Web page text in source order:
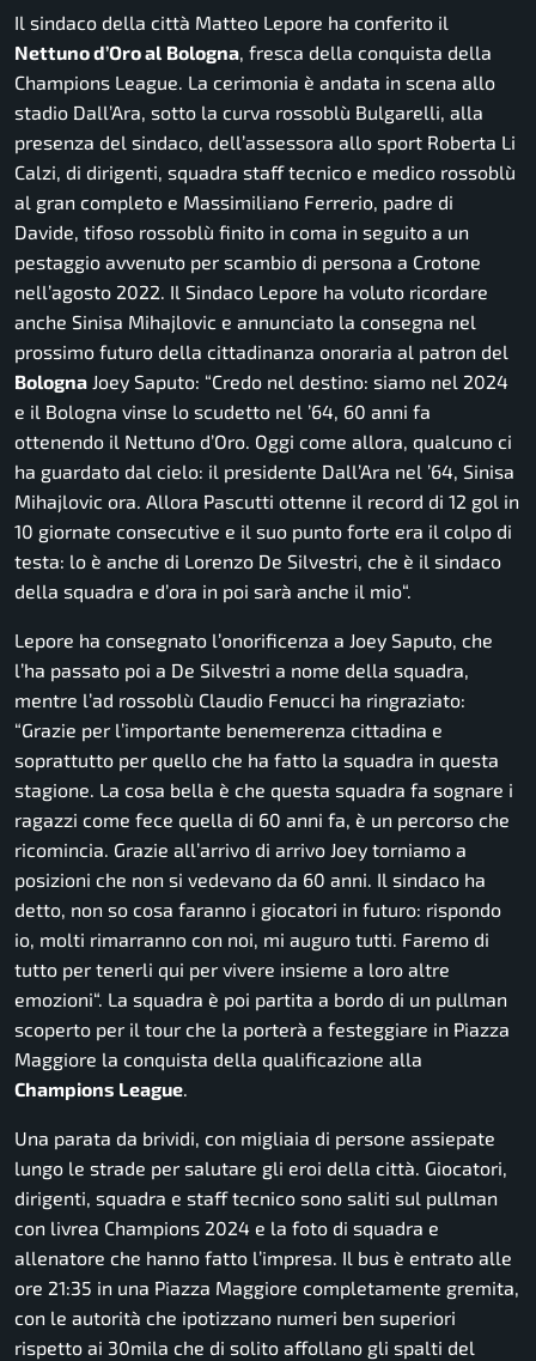
Il sindaco della città Matteo Lepore ha conferito il
Nettuno d’Oro al Bologna, fresca della conquista della
Champions League. La cerimonia è andata in scena allo
stadio Dall’Ara, sotto la curva rossoblù Bulgarelli, alla
presenza del sindaco, dell’assessora allo sport Roberta Li
Calzi, di dirigenti, squadra staff tecnico e medico rossoblù
al gran completo e Massimiliano Ferrerio, padre di
Davide, tifoso rossoblù finito in coma in seguito a un
pestaggio avvenuto per scambio di persona a Crotone
nell’agosto 2022. Il Sindaco Lepore ha voluto ricordare
anche Sinisa Mihajlovic e annunciato la consegna nel
prossimo futuro della cittadinanza onoraria al patron del
Bologna Joey Saputo: “Credo nel destino: siamo nel 2024
e il Bologna vinse lo scudetto nel ’64, 60 anni fa
ottenendo il Nettuno d’Oro. Oggi come allora, qualcuno ci
ha guardato dal cielo: il presidente Dall’Ara nel ’64, Sinisa
Mihajlovic ora. Allora Pascutti ottenne il record di 12 gol in
10 giornate consecutive e il suo punto forte era il colpo di
testa: lo è anche di Lorenzo De Silvestri, che è il sindaco
della squadra e d’ora in poi sarà anche il mio“.
Lepore ha consegnato l’onorificenza a Joey Saputo, che
l’ha passato poi a De Silvestri a nome della squadra,
mentre l’ad rossoblù Claudio Fenucci ha ringraziato:
“Grazie per l’importante benemerenza cittadina e
soprattutto per quello che ha fatto la squadra in questa
stagione. La cosa bella è che questa squadra fa sognare i
ragazzi come fece quella di 60 anni fa, è un percorso che
ricomincia. Grazie all’arrivo di arrivo Joey torniamo a
posizioni che non si vedevano da 60 anni. Il sindaco ha
detto, non so cosa faranno i giocatori in futuro: rispondo
io, molti rimarranno con noi, mi auguro tutti. Faremo di
tutto per tenerli qui per vivere insieme a loro altre
emozioni“. La squadra è poi partita a bordo di un pullman
scoperto per il tour che la porterà a festeggiare in Piazza
Maggiore la conquista della qualificazione alla
Champions League.
Una parata da brividi, con migliaia di persone assiepate
lungo le strade per salutare gli eroi della città. Giocatori,
dirigenti, squadra e staff tecnico sono saliti sul pullman
con livrea Champions 2024 e la foto di squadra e
allenatore che hanno fatto l’impresa. Il bus è entrato alle
ore 21:35 in una Piazza Maggiore completamente gremita,
con le autorità che ipotizzano numeri ben superiori
rispetto ai 30mila che di solito affollano gli spalti del